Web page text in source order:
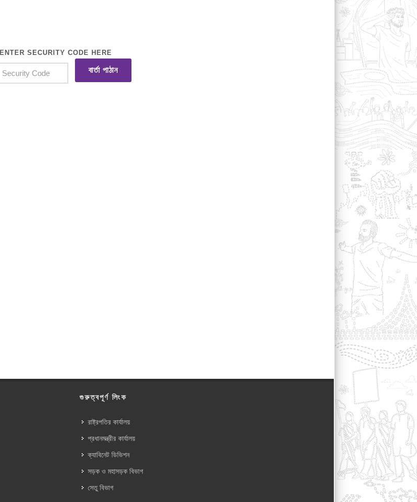
ENTER SECURITY CODE HERE
বার্তা পাঠান
গুরুত্বপূর্ণ লিংক
রাষ্ট্রপতির কার্যালয়
প্রধানমন্ত্রীর কার্যালয়
ক্যাবিনেট ডিভিশন
সড়ক ও মহাসড়ক বিভাগ
সেতু বিভাগ